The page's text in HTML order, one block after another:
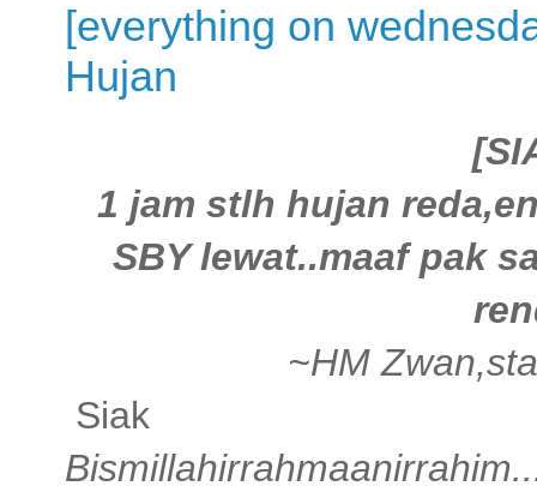
[everything on
Hujan
1 jam stlh hujan
SBY lewat..maaf pak
~HM
Siak